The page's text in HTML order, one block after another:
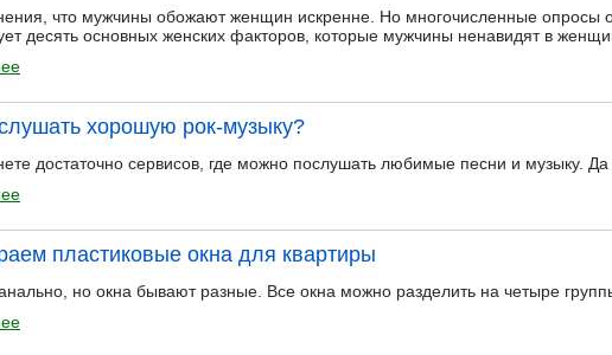
что мужчины обожают женщин искренне. Но многочисленные опросы
десять основных женских факторов, которые мужчины ненавидят в
хорошую рок-музыку?
достаточно сервисов, где можно послушать любимые песни и музыку. Да
пластиковые окна для квартиры
но окна бывают разные. Все окна можно разделить на четыре